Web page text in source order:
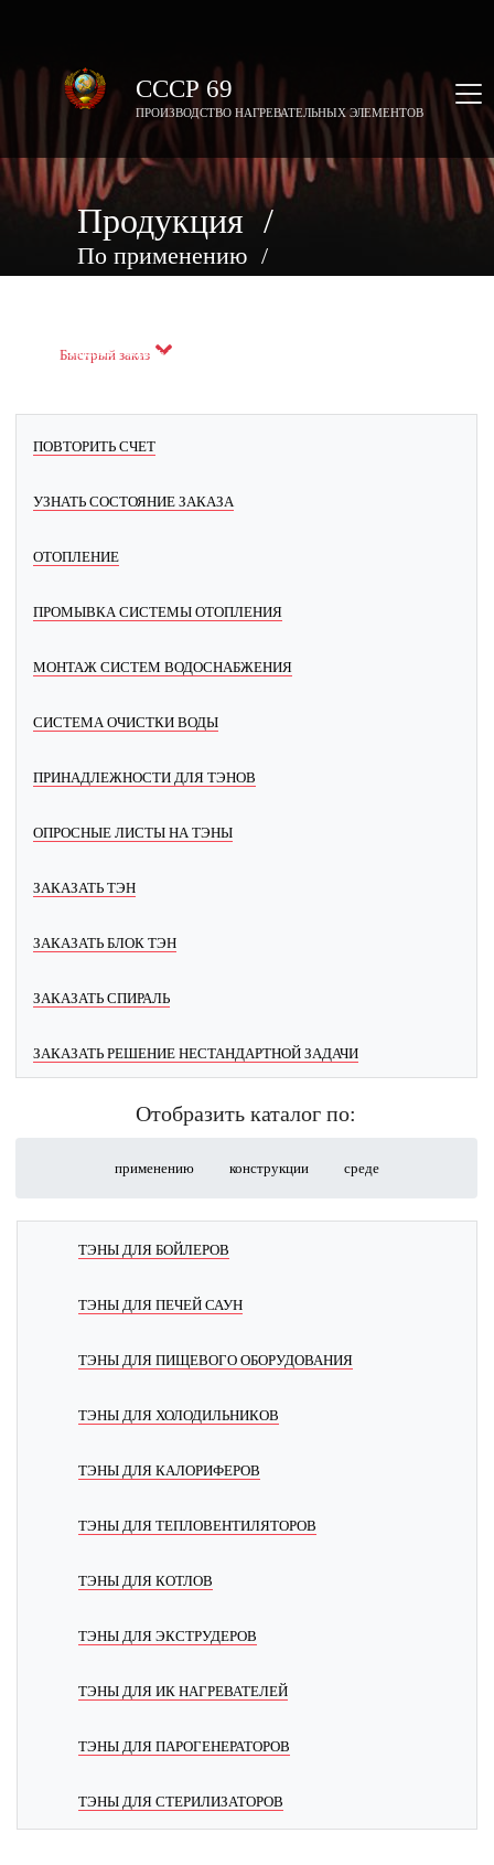
СССР 69
ПРОИЗВОДСТВО НАГРЕВАТЕЛЬНЫХ ЭЛЕМЕНТОВ
Продукция /
По применению /
Заказать черезь макс
Быстрый заказ
ПОВТОРИТЬ СЧЕТ
УЗНАТЬ СОСТОЯНИЕ ЗАКАЗА
ОТОПЛЕНИЕ
ПРОМЫВКА СИСТЕМЫ ОТОПЛЕНИЯ
МОНТАЖ СИСТЕМ ВОДОСНАБЖЕНИЯ
СИСТЕМА ОЧИСТКИ ВОДЫ
ПРИНАДЛЕЖНОСТИ ДЛЯ ТЭНОВ
ОПРОСНЫЕ ЛИСТЫ НА ТЭНЫ
ЗАКАЗАТЬ ТЭН
ЗАКАЗАТЬ БЛОК ТЭН
ЗАКАЗАТЬ СПИРАЛЬ
ЗАКАЗАТЬ РЕШЕНИЕ НЕСТАНДАРТНОЙ ЗАДАЧИ
Отобразить каталог по:
применению конструкции среде
ТЭНЫ ДЛЯ БОЙЛЕРОВ
ТЭНЫ ДЛЯ ПЕЧЕЙ САУН
ТЭНЫ ДЛЯ ПИЩЕВОГО ОБОРУДОВАНИЯ
ТЭНЫ ДЛЯ ХОЛОДИЛЬНИКОВ
ТЭНЫ ДЛЯ КАЛОРИФЕРОВ
ТЭНЫ ДЛЯ ТЕПЛОВЕНТИЛЯТОРОВ
ТЭНЫ ДЛЯ КОТЛОВ
ТЭНЫ ДЛЯ ЭКСТРУДЕРОВ
ТЭНЫ ДЛЯ ИК НАГРЕВАТЕЛЕЙ
ТЭНЫ ДЛЯ ПАРОГЕНЕРАТОРОВ
ТЭНЫ ДЛЯ СТЕРИЛИЗАТОРОВ